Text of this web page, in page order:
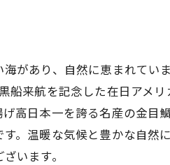
があり、自然に恵まれてい
船来航を記念した在日アメ
高日本一を誇る名産の金目
。温暖な気候と豊かな自然
います。